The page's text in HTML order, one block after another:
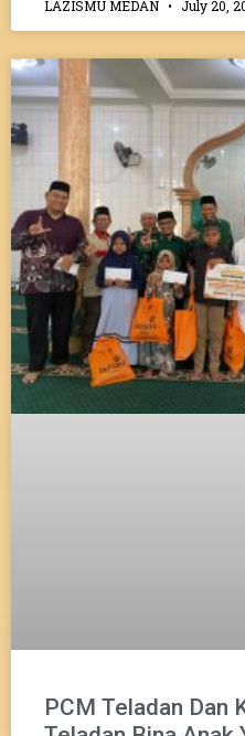
LAZISMU MEDAN July 20,
PCM Teladan Dan